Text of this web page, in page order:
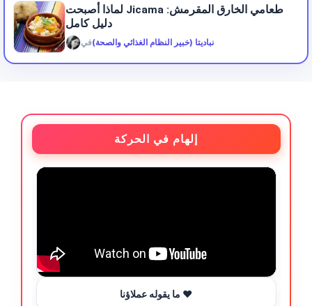
لماذا أصبحت Jicama طعامي الخارق المقرمش:
دليل كامل
فينباديتا (خبير النظام الغذائي والصحة)
إلهام في الحركة
ما يقوله عملاؤنا ❤️